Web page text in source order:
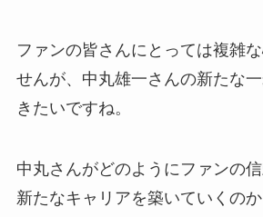
ファンの皆さんにとっては複雑
せんが、中丸雄一さんの新たな
きたいですね。
中丸さんがどのようにファンの信
新たなキャリアを築いていくの